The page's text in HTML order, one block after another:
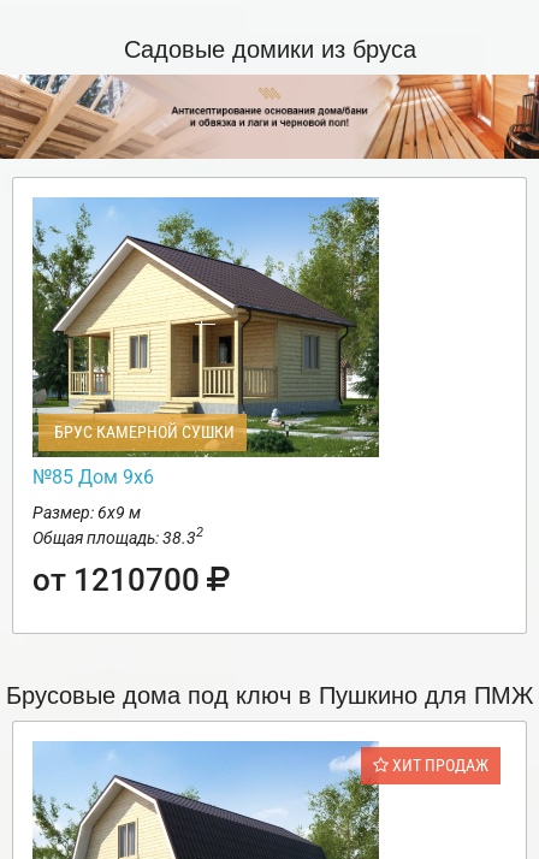
Садовые домики из бруса
БРУС КАМЕРНОЙ СУШКИ
№85 Дом 9х6
Размер: 6х9 м
Общая площадь: 38.32
от 1210700
Брусовые дома под ключ в Пушкино для ПМЖ
ХИТ ПРОДАЖ